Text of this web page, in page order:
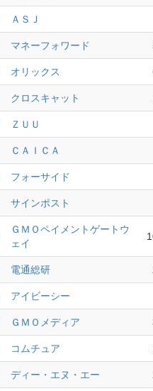
ＡＳＪ
マネーフォワード
オリックス
クロスキャット
ＺＵＵ
ＣＡＩＣＡ
フォーサイド
サインポスト
ＧＭＯペイメントゲートウ
ェイ
電通総研
アイビーシー
ＧＭＯメディア
コムチュア
ディー・エヌ・エー